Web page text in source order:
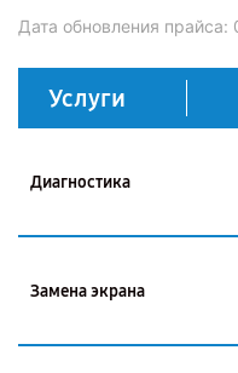
Дата обновления прайса:
Услуги
Диагностика
Замена экрана